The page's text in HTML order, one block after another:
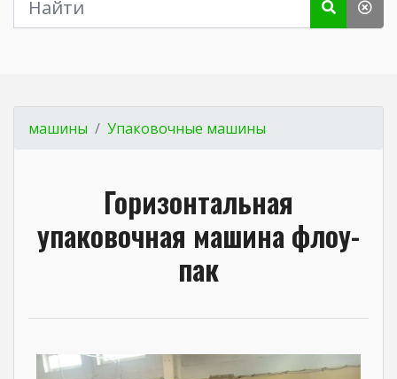
машины Упаковочные машины
Горизонтальная
упаковочная машина флоу-
пак